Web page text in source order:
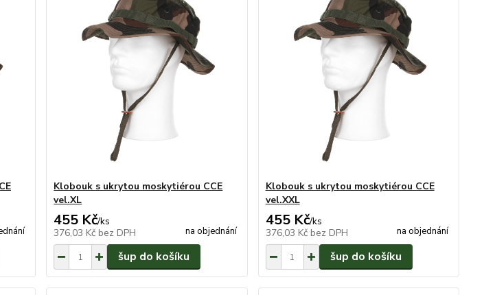
Klobouk s ukrytou moskytiérou CCE
vel.XL
455 Kč/ks
376,03 Kč bez DPH na objednání
šup do košíku
Klobouk s ukrytou moskytiérou CCE
vel.XXL
455 Kč/ks
376,03 Kč bez DPH na objednání
šup do košíku